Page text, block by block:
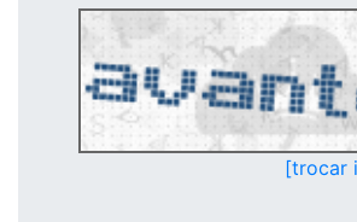
[trocar